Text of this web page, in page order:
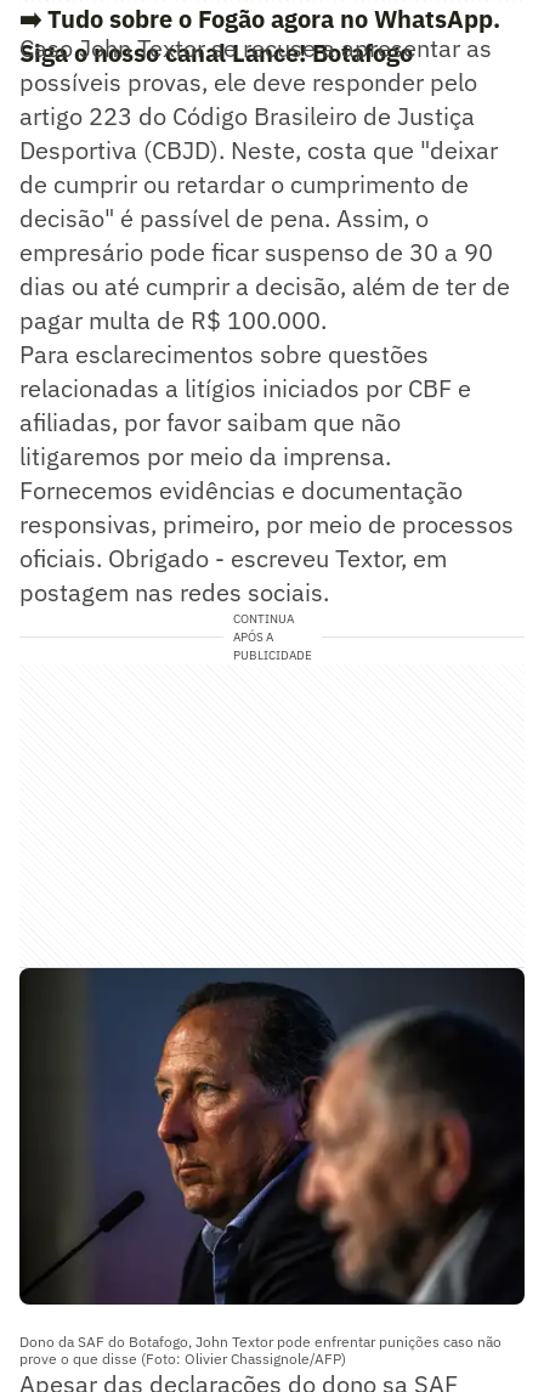
➡️ Tudo sobre o Fogão agora no WhatsApp.
Siga o nosso canal Lance! Botafogo
Caso John Textor se recuse a apresentar as
possíveis provas, ele deve responder pelo
artigo 223 do Código Brasileiro de Justiça
Desportiva (CBJD). Neste, costa que "deixar
de cumprir ou retardar o cumprimento de
decisão" é passível de pena. Assim, o
empresário pode ficar suspenso de 30 a 90
dias ou até cumprir a decisão, além de ter de
pagar multa de R$ 100.000.
Para esclarecimentos sobre questões
relacionadas a litígios iniciados por CBF e
afiliadas, por favor saibam que não
litigaremos por meio da imprensa.
Fornecemos evidências e documentação
responsivas, primeiro, por meio de processos
oficiais. Obrigado - escreveu Textor, em
postagem nas redes sociais.
CONTINUA
APÓS A
PUBLICIDADE
Dono da SAF do Botafogo, John Textor pode enfrentar punições caso não
prove o que disse (Foto: Olivier Chassignole/AFP)
Apesar das declarações do dono sa SAF